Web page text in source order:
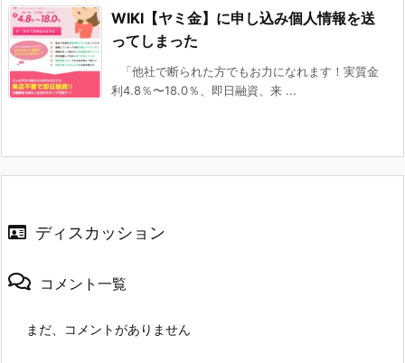
WIKI【ヤミ金】に申し込み個人情報を送
ってしまった
「他社で断られた方でもお力になれます！実質金
利4.8％〜18.0％、即日融資、来 ...
ディスカッション
コメント一覧
まだ、コメントがありません